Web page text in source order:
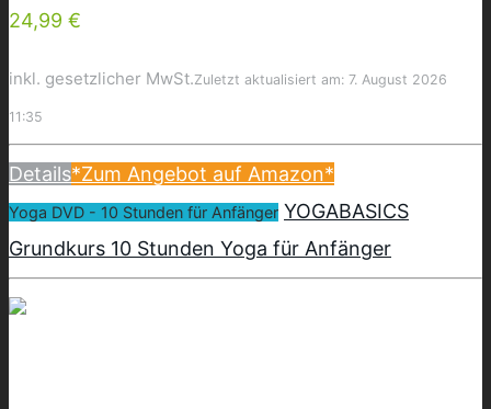
24,99 €
inkl. gesetzlicher MwSt.Zuletzt aktualisiert am: 7. August 2026
11:35
Details*Zum Angebot auf Amazon*
Yoga DVD - 10 Stunden für Anfänger YOGABASICS
Grundkurs 10 Stunden Yoga für Anfänger